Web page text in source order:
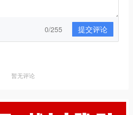
0/255 提交评论
暂无评论